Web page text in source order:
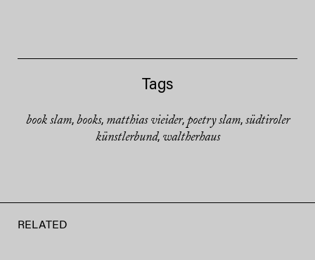
Tags
book slam, books, matthias vieider, poetry slam, südtiroler
künstlerbund, waltherhaus
RELATED